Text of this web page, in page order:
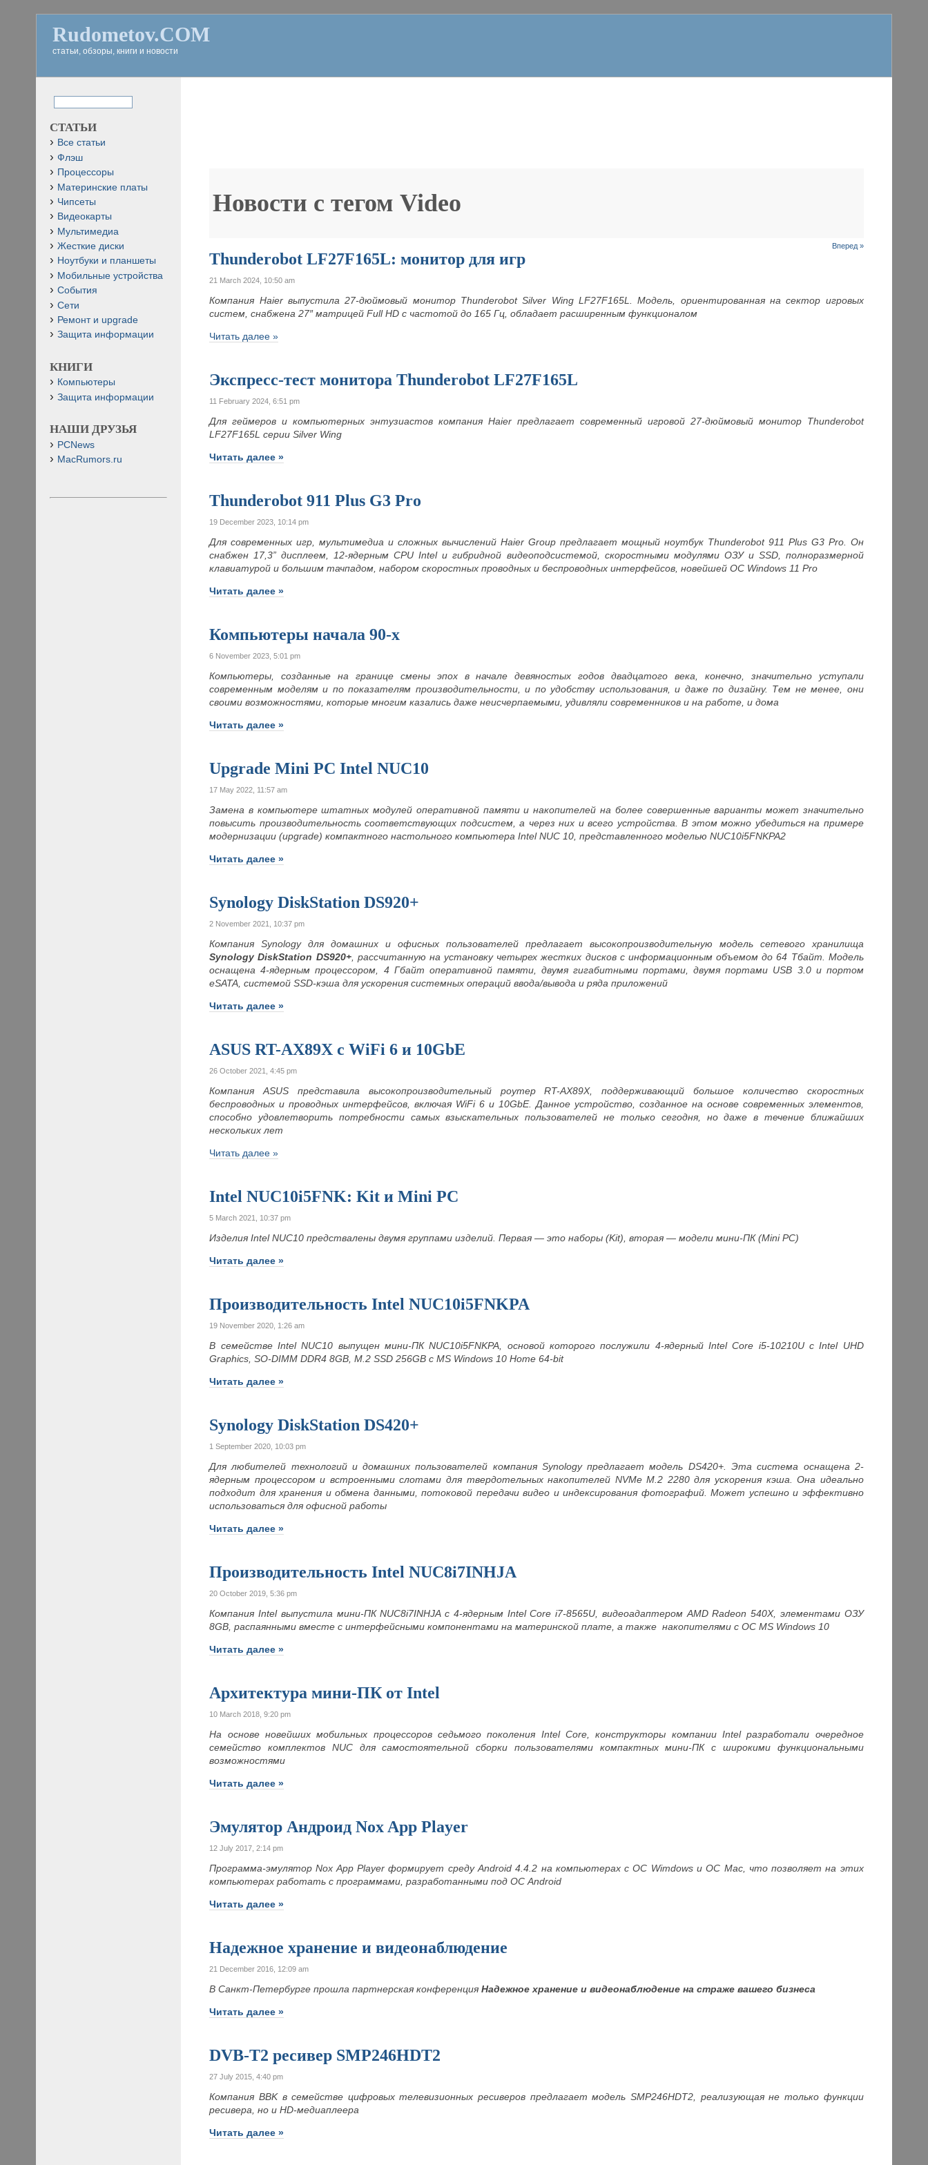
Rudometov.COM
статьи, обзоры, книги и новости
Новости с тегомVideo
Вперед »
Thunderobot LF27F165L: монитор для игр
21 March 2024, 10:50 am
Компания Haier выпустила 27-дюймовый монитор ThunderobotSilver WingLF27F165L. Модель, ориентированная на сектор игровых
систем, снабжена 27″ матрицейFullHD c частотой до 165 Гц, обладает расширенным функционалом
Читать далее »
Экспресс-тест монитора Thunderobot LF27F165L
11 February 2024, 6:51 pm
Для геймеров и компьютерных энтузиастов компания Haier предлагает современный игровой 27-дюймовый монитор Thunderobot
LF27F165L серии Silver Wing
Читать далее »
Thunderobot 911 Plus G3 Pro
19 December 2023, 10:14 pm
Для современных игр, мультимедиа и сложных вычислений Haier Group предлагает мощный ноутбук Thunderobot 911 Plus G3 Pro. Он
снабжен 17,3” дисплеем, 12-ядерным CPU Intel и гибридной видеоподсистемой, скоростными модулями ОЗУ и SSD, полноразмерной
клавиатурой и большим тачпадом, набором скоростных проводных и беспроводных интерфейсов, новейшей ОС Windows 11 Pro
Читать далее »
Компьютеры начала 90-х
6 November 2023, 5:01 pm
Компьютеры, созданные на границе смены эпох в начале девяностых годов двадцатого века, конечно, значительно уступали
современным моделям и по показателям производительности, и по удобству использования, и даже по дизайну. Тем не менее, они
своими возможностями, которые многим казались даже неисчерпаемыми, удивляли современников и на работе, и дома
Читать далее »
Upgrade Mini PC Intel NUC10
17 May 2022, 11:57 am
Замена в компьютере штатных модулей оперативной памяти и накопителей на более совершенные варианты может значительно
повысить производительность соответствующих подсистем, а через них и всего устройства. В этом можно убедиться на примере
модернизации (upgrade) компактного настольного компьютера Intel NUC 10, представленного моделью NUC10i5FNKPA2
Читать далее »
Synology DiskStation DS920+
2 November 2021, 10:37 pm
Компания Synology для домашних и офисных пользователей предлагает высокопроизводительную модель сетевого хранилища
Synology DiskStation DS920+, рассчитанную на установку четырех жестких дисков с информационным объемом до 64 Тбайт. Модель
оснащена 4-ядерным процессором, 4 Гбайт оперативной памяти, двумя гигабитными портами, двумя портами USB 3.0 и портом
eSATA, системой SSD-кэша для ускорения системных операций ввода/вывода и ряда приложений
Читать далее »
ASUS RT-AX89X c WiFi 6 и 10GbE
26 October 2021, 4:45 pm
Компания ASUS представила высокопроизводительный роутер RT-AX89X, поддерживающий большое количество скоростных
беспроводных и проводных интерфейсов, включая WiFi 6 и 10GbE. Данное устройство, созданное на основе современных элементов,
способно удовлетворить потребности самых взыскательных пользователей не только сегодня, но даже в течение ближайших
нескольких лет
Читать далее »
Intel NUC10i5FNK: Kit и Mini PC
5 March 2021, 10:37 pm
Изделия Intel NUC10 предствалены двумя группами изделий. Первая — это наборы (Kit), вторая — модели мини-ПК (Mini PC)
Читать далее »
Производительность Intel NUC10i5FNKPA
19 November 2020, 1:26 am
В семействе Intel NUC10 выпущен мини-ПК NUC10i5FNKPA, основой которого послужили 4-ядерный Intel Core i5-10210U с Intel UHD
Graphics, SO-DIMM DDR4 8GB, M.2 SSD 256GB с MS Windows 10 Home 64-bit
Читать далее »
Synology DiskStation DS420+
1 September 2020, 10:03 pm
Для любителей технологий и домашних пользователей компания Synology предлагает модель DS420+. Эта система оснащена 2-
ядерным процессором и встроенными слотами для твердотельных накопителей NVMe M.2 2280 для ускорения кэша. Она идеально
подходит для хранения и обмена данными, потоковой передачи видео и индексирования фотографий. Может успешно и эффективно
использоваться для офисной работы
Читать далее »
Производительность Intel NUC8i7INHJA
20 October 2019, 5:36 pm
Компания Intel выпустила мини-ПК NUC8i7INHJA с 4-ядерным Intel Core i7-8565U, видеоадаптером AMD Radeon 540X, элементами ОЗУ
8GB, распаянными вместе с интерфейсными компонентами на материнской плате, а также накопителями с ОС MS Windows 10
Читать далее »
Архитектура мини-ПК от Intel
10 March 2018, 9:20 pm
На основе новейших мобильных процессоров седьмого поколения Intel Core, конструкторы компании Intel разработали очередное
семейство комплектов NUC для самостоятельной сборки пользователями компактных мини-ПК с широкими функциональными
возможностями
Читать далее »
Эмулятор Андроид Nox App Player
12 July 2017, 2:14 pm
Программа-эмулятор Nox App Player формирует среду Android 4.4.2 на компьютерах с ОС Wimdows и ОС Mac, что позволяет на этих
компьютерах работать с программами, разработанными под ОС Android
Читать далее »
Надежное хранение и видеонаблюдение
21 December 2016, 12:09 am
В Санкт-Петербурге прошла партнерская конференцияНадежное хранение и видеонаблюдение на страже вашего бизнеса
Читать далее »
DVB-T2 ресивер SMP246HDT2
27 July 2015, 4:40 pm
Компания BBK в семействе цифровых телевизионных ресиверов предлагает модельSMP246HDT2, реализующая не только функции
ресивера, но иHD-медиаплеера
Читать далее »
СТАТЬИ
Все статьи
Флэш
Процессоры
Материнские платы
Чипсеты
Видеокарты
Мультимедиа
Жесткие диски
Ноутбуки и планшеты
Мобильные устройства
События
Сети
Ремонт и upgrade
Защита информации
КНИГИ
Компьютеры
Защита информации
НАШИ ДРУЗЬЯ
PCNews
MacRumors.ru